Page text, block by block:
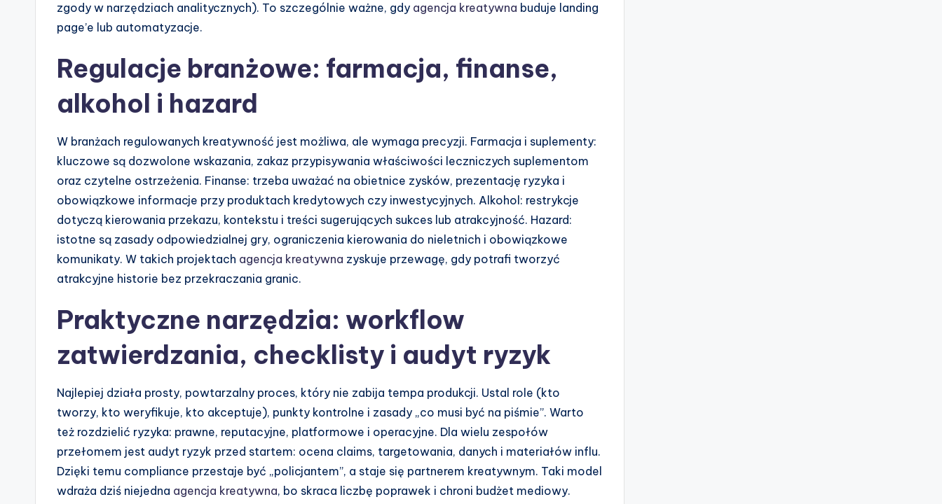
zgody w narzędziach analitycznych). To szczególnie ważne, gdy agencja kreatywna buduje landing
page’e lub automatyzacje.
Regulacje branżowe: farmacja, finanse,
alkohol i hazard
W branżach regulowanych kreatywność jest możliwa, ale wymaga precyzji. Farmacja i suplementy:
kluczowe są dozwolone wskazania, zakaz przypisywania właściwości leczniczych suplementom
oraz czytelne ostrzeżenia. Finanse: trzeba uważać na obietnice zysków, prezentację ryzyka i
obowiązkowe informacje przy produktach kredytowych czy inwestycyjnych. Alkohol: restrykcje
dotyczą kierowania przekazu, kontekstu i treści sugerujących sukces lub atrakcyjność. Hazard:
istotne są zasady odpowiedzialnej gry, ograniczenia kierowania do nieletnich i obowiązkowe
komunikaty. W takich projektach agencja kreatywna zyskuje przewagę, gdy potrafi tworzyć
atrakcyjne historie bez przekraczania granic.
Praktyczne narzędzia: workflow
zatwierdzania, checklisty i audyt ryzyk
Najlepiej działa prosty, powtarzalny proces, który nie zabija tempa produkcji. Ustal role (kto
tworzy, kto weryfikuje, kto akceptuje), punkty kontrolne i zasady „co musi być na piśmie”. Warto
też rozdzielić ryzyka: prawne, reputacyjne, platformowe i operacyjne. Dla wielu zespołów
przełomem jest audyt ryzyk przed startem: ocena claims, targetowania, danych i materiałów influ.
Dzięki temu compliance przestaje być „policjantem”, a staje się partnerem kreatywnym. Taki model
wdraża dziś niejedna agencja kreatywna, bo skraca liczbę poprawek i chroni budżet mediowy.